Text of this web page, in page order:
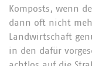
Komposts, wenn
dann oft nicht
Landwirtschaft
in den dafür